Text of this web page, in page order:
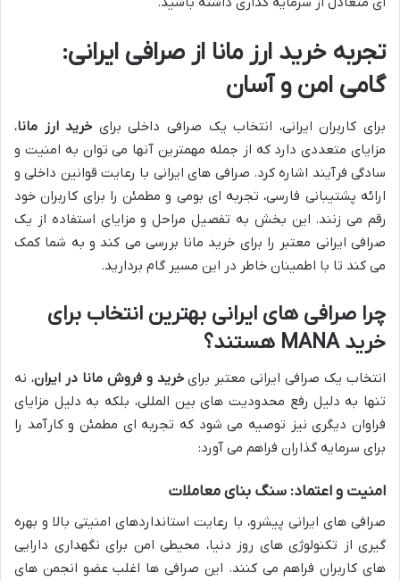
تجربه خرید ارز مانا از صرافی ایرانی:
گامی امن و آسان
برای کاربران ایرانی، انتخاب یک صرافی داخلی برای خرید ارز مانا،
مزایای متعددی دارد که از جمله مهمترین آنها می توان به امنیت و
سادگی فرآیند اشاره کرد. صرافی های ایرانی با رعایت قوانین داخلی و
ارائه پشتیبانی فارسی، تجربه ای بومی و مطمئن را برای کاربران خود
رقم می زنند. این بخش به تفصیل مراحل و مزایای استفاده از یک
صرافی ایرانی معتبر را برای خرید مانا بررسی می کند و به شما کمک
می کند تا با اطمینان خاطر در این مسیر گام بردارید.
چرا صرافی های ایرانی بهترین انتخاب برای
خرید MANA هستند؟
انتخاب یک صرافی ایرانی معتبر برایخرید و فروش مانا در ایران، نه
تنها به دلیل رفع محدودیت های بین المللی، بلکه به دلیل مزایای
فراوان دیگری نیز توصیه می شود که تجربه ای مطمئن و کارآمد را
برای سرمایه گذاران فراهم می آورد:
امنیت و اعتماد: سنگ بنای معاملات
صرافی های ایرانی پیشرو، با رعایت استانداردهای امنیتی بالا و بهره
گیری از تکنولوژی های روز دنیا، محیطی امن برای نگهداری دارایی
های کاربران فراهم می کنند. این صرافی ها اغلب عضو انجمن های